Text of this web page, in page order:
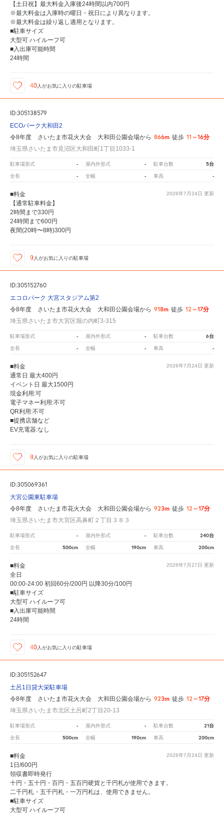
【土日祝】最大料金入庫後24時間以内700円
※最大料金は入庫時の曜日・祝日により異なります。
※最大料金は繰り返し適用となります。
■駐車サイズ
大型可 ハイルーフ可
■入出庫可能時間
24時間
40 人がお気に入りの駐車場
ID:305138579
ECOパーク大和田2
令8年度 さいたま市花火大会 大和田公園会場から 866m 徒歩 11～16分
埼玉県さいたま市見沼区大和田町1丁目1033-1
駐車場形式 - 屋内外形式 - 駐車台数 5台
全長 - 全幅 - 車高 -
2026年7月24日 更新
■料金
【通常駐車料金】
2時間まで330円
24時間まで600円
夜間(20時〜8時)300円
9 人がお気に入りの駐車場
ID:305152760
エコロパーク 大宮スタジアム第2
令8年度 さいたま市花火大会 大和田公園会場から 918m 徒歩 12～17分
埼玉県さいたま市大宮区堀の内町3-315
駐車場形式 - 屋内外形式 - 駐車台数 6台
全長 - 全幅 - 車高 -
2026年7月24日 更新
■料金
通常日 最大400円
イベント日 最大1500円
現金利用:可
電子マネー利用:不可
QR利用:不可
■提携店舗など
EV充電器:なし
8 人がお気に入りの駐車場
ID:305069361
大宮公園東駐車場
令8年度 さいたま市花火大会 大和田公園会場から 923m 徒歩 12～17分
埼玉県さいたま市大宮区高鼻町２丁目３８３
駐車場形式 - 屋内外形式 - 駐車台数 240台
全長 500cm 全幅 190cm 車高 200cm
2026年7月27日 更新
■料金
全日
00:00-24:00 初回60分/200円 以降30分/100円
■駐車サイズ
大型可 ハイルーフ可
■入出庫可能時間
24時間
40 人がお気に入りの駐車場
ID:305152647
土呂1日貸大栄駐車場
令8年度 さいたま市花火大会 大和田公園会場から 923m 徒歩 12～17分
埼玉県さいたま市北区土呂町2丁目20-13
駐車場形式 - 屋内外形式 - 駐車台数 21台
全長 500cm 全幅 190cm 車高 200cm
2026年7月24日 更新
■料金
1日/600円
領収書即時発行
十円・五十円・百円・五百円硬貨と千円札が使用できます。
二千円札・五千円札・一万円札は、使用できません。
■駐車サイズ
大型可 ハイルーフ可